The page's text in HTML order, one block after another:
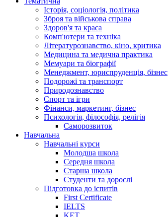
Історія, соціологія, політика
Зброя та військова справа
Здоров'я та краса
Комп'ютери та техніка
Літературознавство, кіно, критика
Медицина та медична практика
Мемуари та біографії
Менеджмент, юриспруденція, бізнес
Подорожі та транспорт
Природознавство
Спорт та ігри
Фінанси, маркетинг, бізнес
Психологія, філософія, релігія
Саморозвиток
Навчальна
Навчальні курси
Молодша школа
Середня школа
Старша школа
Студенти та дорослі
Підготовка до іспитів
First Certificate
IELTS
KET